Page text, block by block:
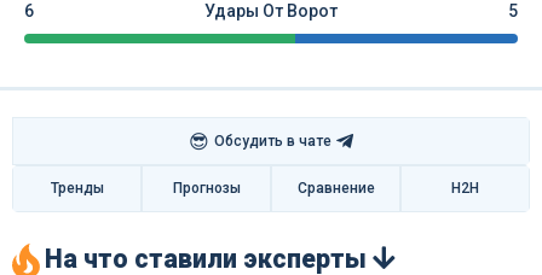
6 Удары От Ворот 5
😎 Обсудить в чате
Тренды Прогнозы Сравнение H2H
На что ставили эксперты